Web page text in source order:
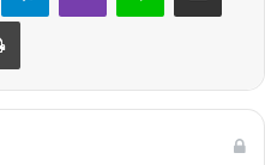
Yazdır